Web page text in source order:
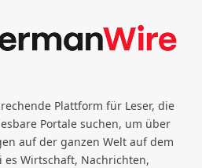
Plattform für Leser, die
Portale suchen, um über
auf der ganzen Welt auf dem
es Wirtschaft, Nachrichten,